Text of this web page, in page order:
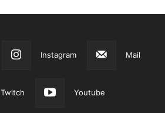
Instagram Mail
Twitch Youtube